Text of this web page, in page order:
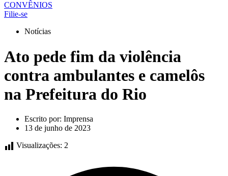
CONVÊNIOS
Filie-se
Notícias
Ato pede fim da violência
contra ambulantes e camelôs
na Prefeitura do Rio
Escrito por: Imprensa
13 de junho de 2023
Visualizações: 2